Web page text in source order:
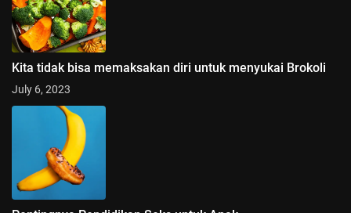
Kita tidak bisa memaksakan diri untuk menyukai Brokoli
July 6, 2023